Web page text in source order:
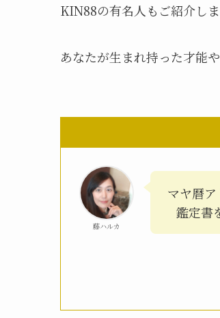
KIN88の有名人もご紹介し
あなたが生まれ持った才能
藤ハルカ
マヤ暦
鑑定書